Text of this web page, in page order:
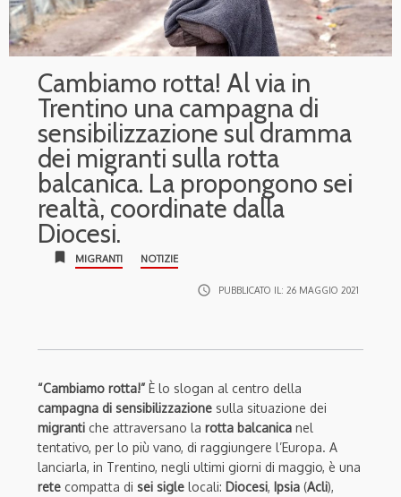
Cambiamo rotta! Al via in
Trentino una campagna di
sensibilizzazione sul dramma
dei migranti sulla rotta
balcanica. La propongono sei
realtà, coordinate dalla
Diocesi.
bookmark MIGRANTI NOTIZIE
access_time PUBBLICATO IL: 26 MAGGIO 2021
“Cambiamo rotta!” È lo slogan al centro della
campagna di sensibilizzazione sulla situazione dei
migranti che attraversano la rotta balcanica nel
tentativo, per lo più vano, di raggiungere l’Europa. A
lanciarla, in Trentino, negli ultimi giorni di maggio, è una
rete compatta di sei sigle locali: Diocesi, Ipsia (Acli),